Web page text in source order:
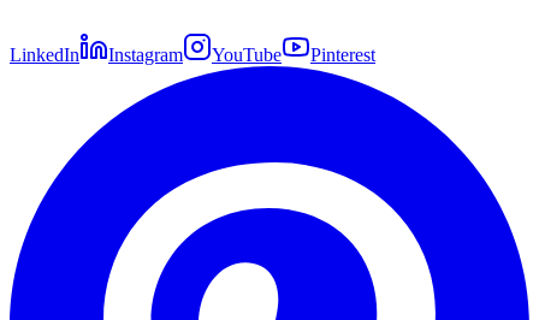
LinkedIn Instagram YouTube Pinterest